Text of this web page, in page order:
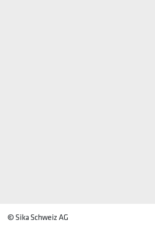
© Sika Schweiz AG